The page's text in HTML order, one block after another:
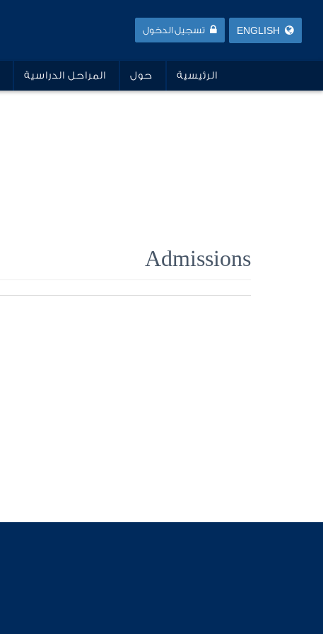
ENGLISH تسجيل الدخول
الرئيسية حول المراحل الدراسية
Admissions